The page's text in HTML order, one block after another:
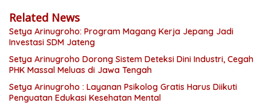
Related News
Setya Arinugroho: Program Magang Kerja Jepang Jadi
Investasi SDM Jateng
Setya Arinugroho Dorong Sistem Deteksi Dini Industri, Cegah
PHK Massal Meluas di Jawa Tengah
Setya Arinugroho : Layanan Psikolog Gratis Harus Diikuti
Penguatan Edukasi Kesehatan Mental